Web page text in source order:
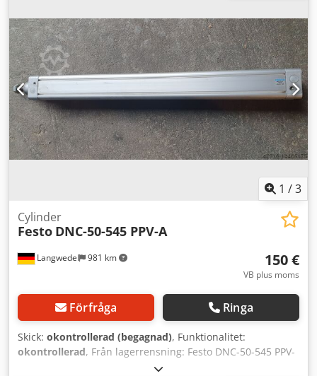
Europa), inkluderar lastning på lastbil. Transport,
installation, igångkörning, utbildning och årliga
serviceavtal finns tillgängliga på begäran mot en extra
kostnad. Installation och utbildning utförs alltid av vårt
högkvalificerade serviceteam på tre platser i Europa:
Nederländerna, Tyskland, Rumänien. Officiell säljare CNC
Top Ten bv Coevorden, Nederländerna
1 /3
Langwedel 981 km
Cylinder
Festo DNC-50-545 PPV-A
150 €
VB plus moms
Förfråga Ringa
Skick: okontrollerad (begagnad), Funktionalitet:
okontrollerad, Från lagerrensning: Festo DNC-50-545 PPV-
A med spår av användning på grund av lagring Dsdpfx